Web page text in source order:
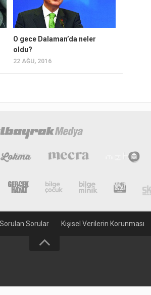
O gece Dalaman’da neler
oldu?
22 AĞU, 2016
Sorulan Sorular Kişisel Verilerin Korunması